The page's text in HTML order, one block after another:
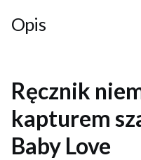
Opis
Ręcznik
kapturem
Baby Love